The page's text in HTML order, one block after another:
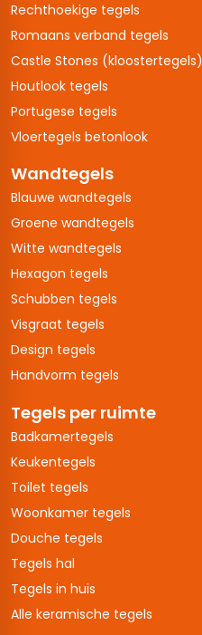
Rechthoekige tegels
Romaans verband tegels
Castle Stones (kloostertegels)
Houtlook tegels
Portugese tegels
Vloertegels betonlook
Wandtegels
Blauwe wandtegels
Groene wandtegels
Witte wandtegels
Hexagon tegels
Schubben tegels
Visgraat tegels
Design tegels
Handvorm tegels
Tegels per ruimte
Badkamertegels
Keukentegels
Toilet tegels
Woonkamer tegels
Douche tegels
Tegels hal
Tegels in huis
Alle keramische tegels